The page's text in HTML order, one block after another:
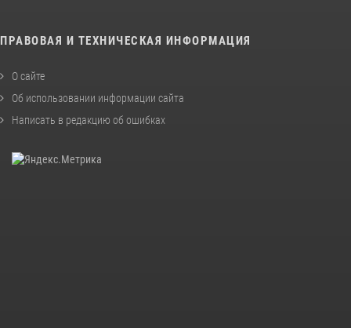
ПРАВОВАЯ И ТЕХНИЧЕСКАЯ ИНФОРМАЦИЯ
О сайте
Об использовании информации сайта
Написать в редакцию об ошибках